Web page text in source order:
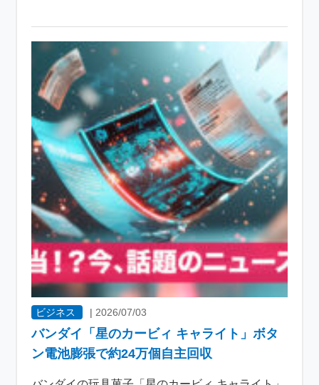
ビジネス | 2026/07/03
バンダイ「星のカービィ キャライト」ボタ
ン電池膨張で約24万個自主回収